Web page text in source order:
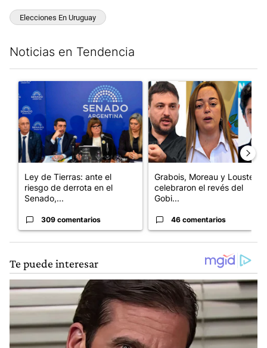
Elecciones En Uruguay
Noticias en Tendencia
Un artículo de tendencia con el título "Ley de Tierras: ante el
Ley de Tierras: ante el
riesgo de derrota en el
Senado,...
309 comentarios
Un artículo de tendencia con
Grabois, Moreau y Lousteau
celebraron el revés del
Gobi...
46 comentarios